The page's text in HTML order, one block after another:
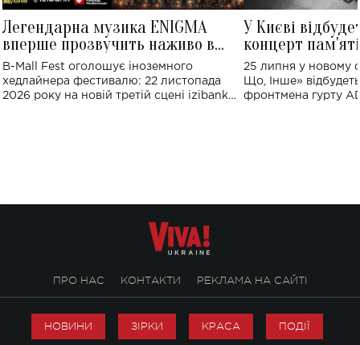
Легендарна музика ENIGMA
вперше прозвучить наживо в
Україні: де відбудеться концерт
B-Mall Fest оголошує іноземного
хедлайнера фестивалю: 22 листопада
2026 року на новій третій сцені izibank
У Києві
концерт
Клименка:
виконають
25 липня у новому
Що, Інше»
фронтмена гурту
ПРО НАС КОНТАКТИ РЕКЛАМА НА САЙТІ
НОВИНИ ЗІРКИ КРАСА ПОДІЇ